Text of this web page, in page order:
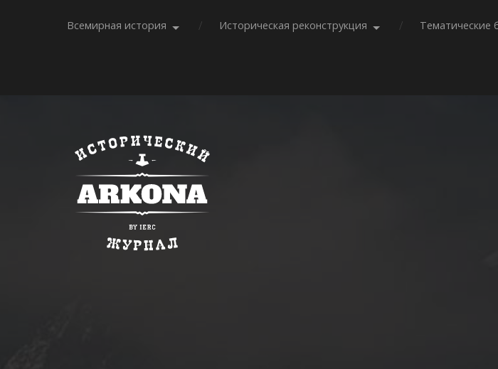
Всемирная история Историческая реконструкция Тематические